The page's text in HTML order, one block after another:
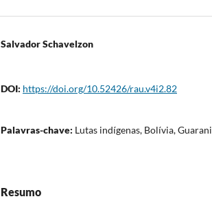
Salvador Schavelzon
DOI: https://doi.org/10.52426/rau.v4i2.82
Palavras-chave: Lutas indígenas, Bolívia, Guarani
Resumo